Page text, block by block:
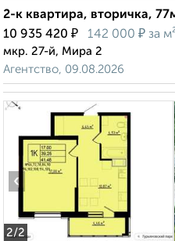
2-к квартира, вторичка,
10 935 420 ₽ 142 000 ₽ за
мкр. 27-й, Мира 2
Агентство, 09.08.2026
2/2
‹